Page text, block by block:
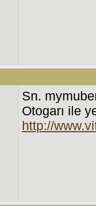
Sn.
Otogarı ile
http://